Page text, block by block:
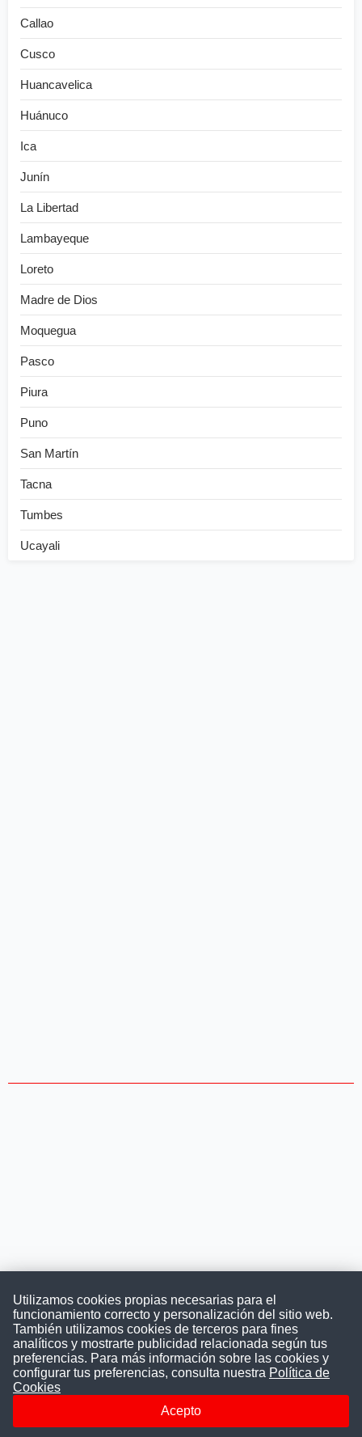
Callao
Cusco
Huancavelica
Huánuco
Ica
Junín
La Libertad
Lambayeque
Loreto
Madre de Dios
Moquegua
Pasco
Piura
Puno
San Martín
Tacna
Tumbes
Ucayali
Convocatoriasdetrabajo.com
ConvocatoriasDeTrabajo.com es una plataforma informativa
la difusión y transparencia de los concursos públicos, además
ayudamos a las instituciones a encontrar a los mejores
Utilizamos cookies propias necesarias para el
funcionamiento correcto y personalización del sitio web.
También utilizamos cookies de terceros para fines
analíticos y mostrarte publicidad relacionada según tus
preferencias. Para más información sobre las cookies y
configurar tus preferencias, consulta nuestra Política de
Cookies
Acepto